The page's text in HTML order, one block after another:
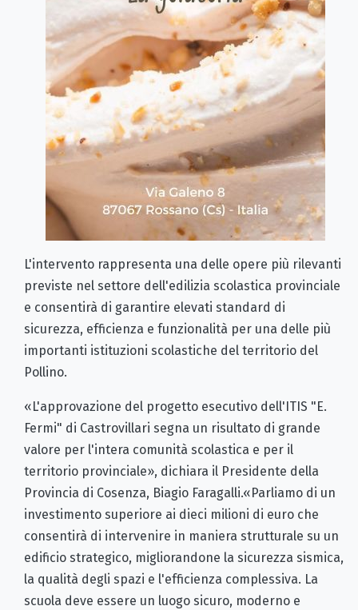
L'intervento rappresenta una delle opere più rilevanti
previste nel settore dell'edilizia scolastica provinciale
e consentirà di garantire elevati standard di
sicurezza, efficienza e funzionalità per una delle più
importanti istituzioni scolastiche del territorio del
Pollino.
«L'approvazione del progetto esecutivo dell'ITIS "E.
Fermi" di Castrovillari segna un risultato di grande
valore per l'intera comunità scolastica e per il
territorio provinciale», dichiara il Presidente della
Provincia di Cosenza, Biagio Faragalli.«Parliamo di un
investimento superiore ai dieci milioni di euro che
consentirà di intervenire in maniera strutturale su un
edificio strategico, migliorandone la sicurezza sismica,
la qualità degli spazi e l'efficienza complessiva. La
scuola deve essere un luogo sicuro, moderno e